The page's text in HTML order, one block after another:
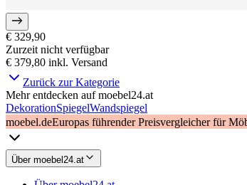
€ 329,90
Zurzeit nicht verfügbar
€ 379,80 inkl. Versand
Zurück zur Kategorie
Mehr entdecken auf moebel24.at
DekorationSpiegelWandspiegel
moebel.deEuropas führender Preisvergleicher für
Über moebel24.at